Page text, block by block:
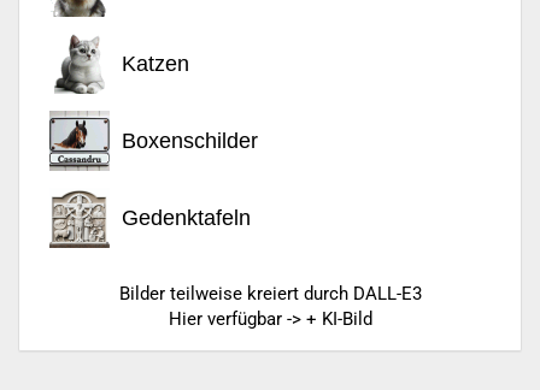
Katzen
Boxenschilder
Gedenktafeln
Bilder teilweise kreiert durch DALL-E3
Hier verfügbar -> + KI-Bild